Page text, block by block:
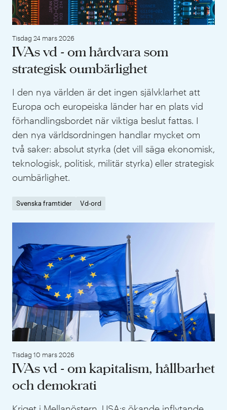
Tisdag 24 mars 2026
IVAs vd - om hårdvara som
strategisk oumbärlighet
I den nya världen är det ingen självklarhet att
Europa och europeiska länder har en plats vid
förhandlingsbordet när viktiga beslut fattas. I
den nya världsordningen handlar mycket om
två saker: absolut styrka (det vill säga ekonomisk,
teknologisk, politisk, militär styrka) eller strategisk
oumbärlighet.
Svenska framtider Vd-ord
Tisdag 10 mars 2026
IVAs vd - om kapitalism, hållbarhet
och demokrati